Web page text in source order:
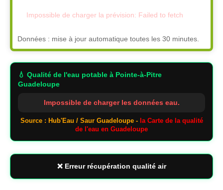
Impossible de charger la prévision: Failed to fetch
Données : mise à jour automatique toutes les 30 minutes.
💧 Qualité de l'eau potable à Pointe-à-Pitre
Guadeloupe
Impossible de charger les données eau.
Source : Hub'Eau / Saur Guadeloupe - la Carte de la qualité
de l'eau en Guadeloupe
❌ Erreur récupération qualité air